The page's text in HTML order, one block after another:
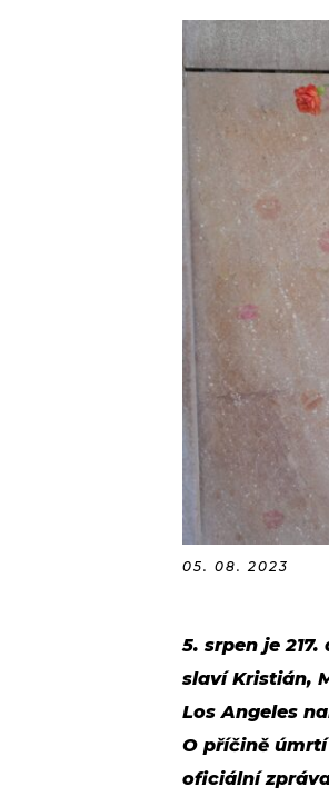
KVÍZY
PODCASTY
JAK NALADIT
APLIKACE
PROGRAM
SOUTĚŽE
05. 08. 2023
5. srpen je
slaví Kristián,
Los Angeles
O příčině
oficiální